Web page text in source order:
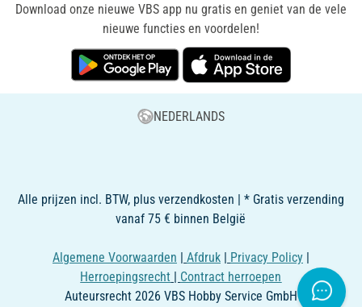
Download onze nieuwe VBS app nu gratis en geniet van de vele
nieuwe functies en voordelen!
NEDERLANDS
Alle prijzen incl. BTW, plus verzendkosten | * Gratis verzending
vanaf 75 € binnen België
Algemene Voorwaarden | Afdruk | Privacy Policy |
Herroepingsrecht | Contract herroepen
Auteursrecht 2026 VBS Hobby Service GmbH